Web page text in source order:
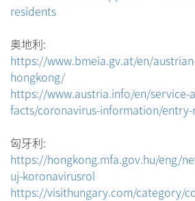
residents
奥地利:
https://www.bmeia.gv.at/en/
hongkong/
https://www.austria.info/en/service-
facts/coronavirus-information/
匈牙利:
https://hongkong.mfa.gov.hu/eng/
uj-koronavirusrol
https://visithungary.com/category/